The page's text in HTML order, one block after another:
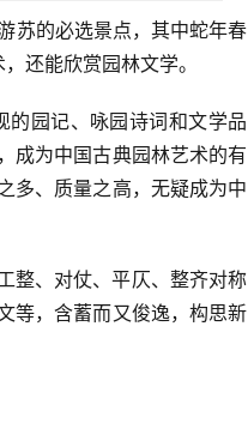
苏的必选景点，其中蛇年春
还能欣赏园林文学。
的园记、咏园诗词和文学品
成为中国古典园林艺术的有
多、质量之高，无疑成为中
整、对仗、平仄、整齐对称
等，含蓄而又俊逸，构思新